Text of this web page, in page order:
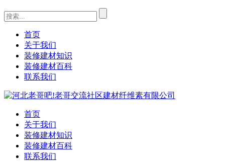
首页
关于我们
装修建材知识
装修建材百科
联系我们
首页
关于我们
装修建材知识
装修建材百科
联系我们